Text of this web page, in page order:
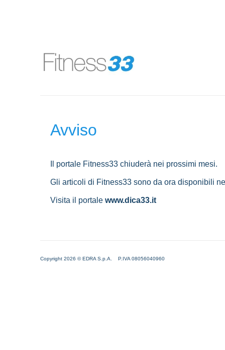
Avviso
Il portale Fitness33 chiuderà nei prossimi mesi.
Gli articoli di Fitness33 sono da ora disponibili
Visita il portale www.dica33.it
Copyright 2026 © EDRA S.p.A. P.IVA 08056040960